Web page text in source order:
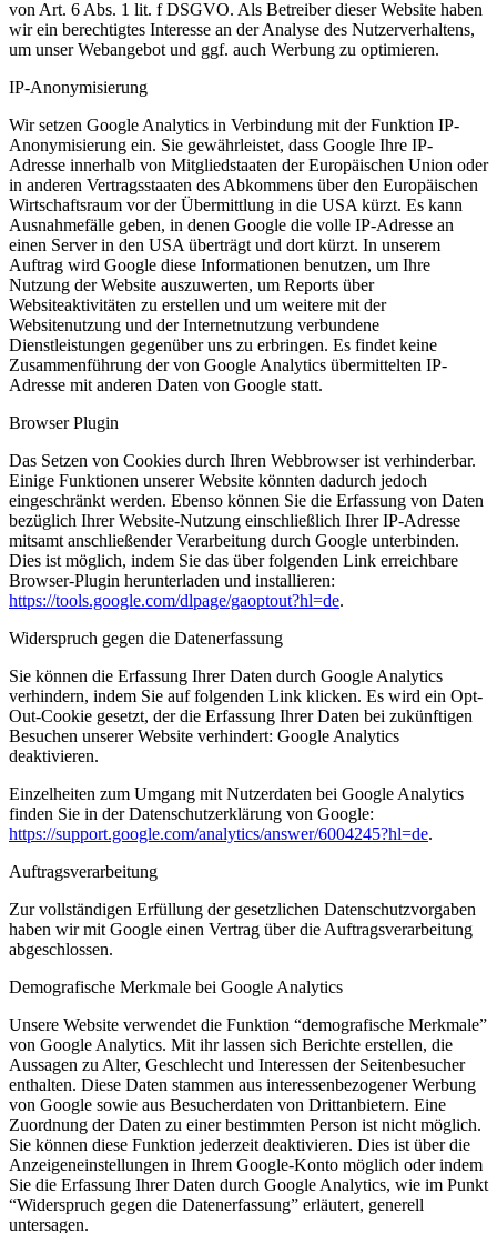
von Art. 6 Abs. 1 lit. f DSGVO. Als Betreiber dieser Website haben
wir ein berechtigtes Interesse an der Analyse des Nutzerverhaltens,
um unser Webangebot und ggf. auch Werbung zu optimieren.
IP-Anonymisierung
Wir setzen Google Analytics in Verbindung mit der Funktion IP-
Anonymisierung ein. Sie gewährleistet, dass Google Ihre IP-
Adresse innerhalb von Mitgliedstaaten der Europäischen Union oder
in anderen Vertragsstaaten des Abkommens über den Europäischen
Wirtschaftsraum vor der Übermittlung in die USA kürzt. Es kann
Ausnahmefälle geben, in denen Google die volle IP-Adresse an
einen Server in den USA überträgt und dort kürzt. In unserem
Auftrag wird Google diese Informationen benutzen, um Ihre
Nutzung der Website auszuwerten, um Reports über
Websiteaktivitäten zu erstellen und um weitere mit der
Websitenutzung und der Internetnutzung verbundene
Dienstleistungen gegenüber uns zu erbringen. Es findet keine
Zusammenführung der von Google Analytics übermittelten IP-
Adresse mit anderen Daten von Google statt.
Browser Plugin
Das Setzen von Cookies durch Ihren Webbrowser ist verhinderbar.
Einige Funktionen unserer Website könnten dadurch jedoch
eingeschränkt werden. Ebenso können Sie die Erfassung von Daten
bezüglich Ihrer Website-Nutzung einschließlich Ihrer IP-Adresse
mitsamt anschließender Verarbeitung durch Google unterbinden.
Dies ist möglich, indem Sie das über folgenden Link erreichbare
Browser-Plugin herunterladen und installieren:
https://tools.google.com/dlpage/gaoptout?hl=de.
Widerspruch gegen die Datenerfassung
Sie können die Erfassung Ihrer Daten durch Google Analytics
verhindern, indem Sie auf folgenden Link klicken. Es wird ein Opt-
Out-Cookie gesetzt, der die Erfassung Ihrer Daten bei zukünftigen
Besuchen unserer Website verhindert: Google Analytics
deaktivieren.
Einzelheiten zum Umgang mit Nutzerdaten bei Google Analytics
finden Sie in der Datenschutzerklärung von Google:
https://support.google.com/analytics/answer/6004245?hl=de.
Auftragsverarbeitung
Zur vollständigen Erfüllung der gesetzlichen Datenschutzvorgaben
haben wir mit Google einen Vertrag über die Auftragsverarbeitung
abgeschlossen.
Demografische Merkmale bei Google Analytics
Unsere Website verwendet die Funktion “demografische Merkmale”
von Google Analytics. Mit ihr lassen sich Berichte erstellen, die
Aussagen zu Alter, Geschlecht und Interessen der Seitenbesucher
enthalten. Diese Daten stammen aus interessenbezogener Werbung
von Google sowie aus Besucherdaten von Drittanbietern. Eine
Zuordnung der Daten zu einer bestimmten Person ist nicht möglich.
Sie können diese Funktion jederzeit deaktivieren. Dies ist über die
Anzeigeneinstellungen in Ihrem Google-Konto möglich oder indem
Sie die Erfassung Ihrer Daten durch Google Analytics, wie im Punkt
“Widerspruch gegen die Datenerfassung” erläutert, generell
untersagen.